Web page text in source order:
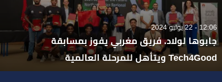
12:06 - 22 يوليو 2024
جابوها لولاد. فريق مغربي يفوز بمسابقة
Tech4Good ويتأهل للمرحلة العالمية